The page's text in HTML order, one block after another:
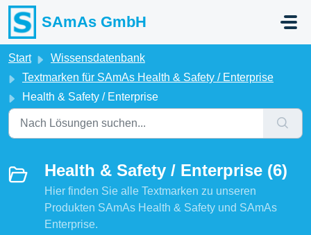
Zum hauptsächlichen Inhalt gehen
SAmAs GmbH
Start
Wissensdatenbank
Textmarken für SAmAs Health & Safety / Enterprise
Health & Safety / Enterprise
Health & Safety / Enterprise (6)
Hier finden Sie alle Textmarken zu unseren
Produkten SAmAs Health & Safety und SAmAs
Enterprise.